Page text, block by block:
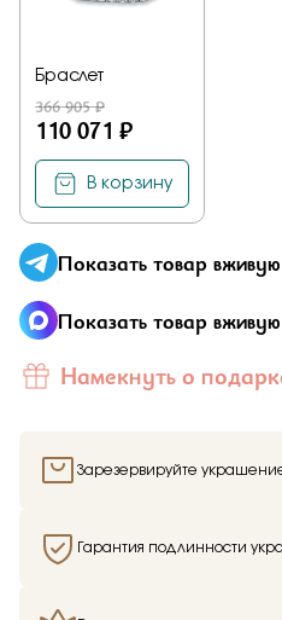
Браслет
366 905 ₽
110 071 ₽
В корзину
Показать товар
Показать товар
Намекнуть о
Зарезервируйте
Гарантия подлинности